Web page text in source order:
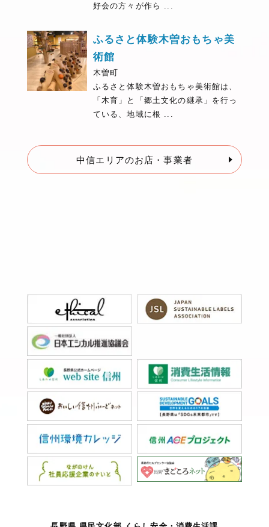
好会の方々が作ら ...
ふるさと体験木曽おもちゃ美
術館
木曽町
ふるさと体験木曽おもちゃ美術館は、
「木育」と「郷土文化の継承」を行っ
ている、地域に根 ...
中信エリアのお店・事業者